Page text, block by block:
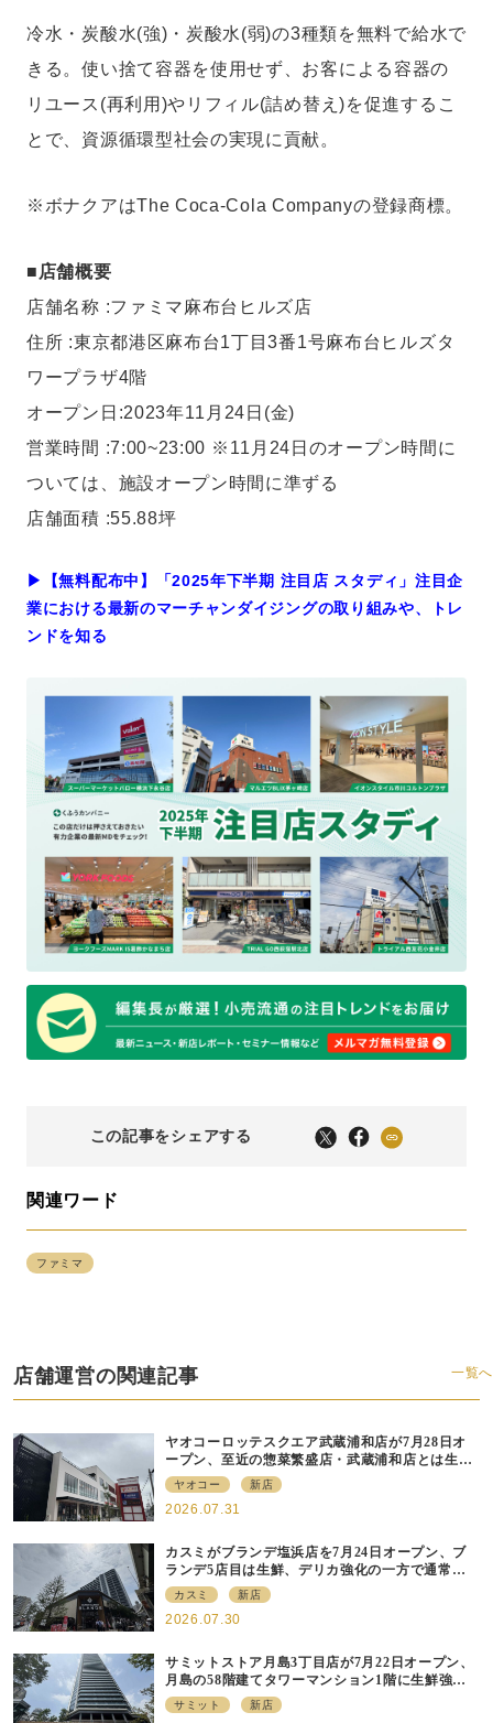
冷水・炭酸水(強)・炭酸水(弱)の3種類を無料で給水で
きる。使い捨て容器を使用せず、お客による容器の
リユース(再利用)やリフィル(詰め替え)を促進するこ
とで、資源循環型社会の実現に貢献。
※ボナクアはThe Coca-Cola Companyの登録商標。
■店舗概要
店舗名称 :ファミマ麻布台ヒルズ店
住所 :東京都港区麻布台1丁目3番1号麻布台ヒルズタ
ワープラザ4階
オープン日:2023年11月24日(金)
営業時間 :7:00~23:00 ※11月24日のオープン時間に
ついては、施設オープン時間に準ずる
店舗面積 :55.88坪
▶︎【無料配布中】「2025年下半期 注目店 スタディ」注目企
業における最新のマーチャンダイジングの取り組みや、トレ
ンドを知る
この記事をシェアする
関連ワード
ファミマ
店舗運営の関連記事 一覧へ
ヤオコーロッテスクエア武蔵浦和店が7月28日オ
ープン、至近の惣菜繁盛店・武蔵浦和店とは生鮮
強化、ですみ分け
ヤオコー 新店
2026.07.31
カスミがブランデ塩浜店を7月24日オープン、ブ
ランデ5店目は生鮮、デリカ強化の一方で通常店
の要素も取り入れ
カスミ 新店
2026.07.30
サミットストア月島3丁目店が7月22日オープン、
月島の58階建てタワーマンション1階に生鮮強化
の小商圏型店を出店
サミット 新店